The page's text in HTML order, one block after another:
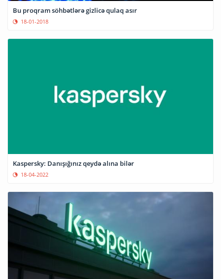
Bu proqram söhbətlərə gizlicə qulaq asır
18-01-2018
Kaspersky: Danışığınız qeydə alına bilər
18-04-2022